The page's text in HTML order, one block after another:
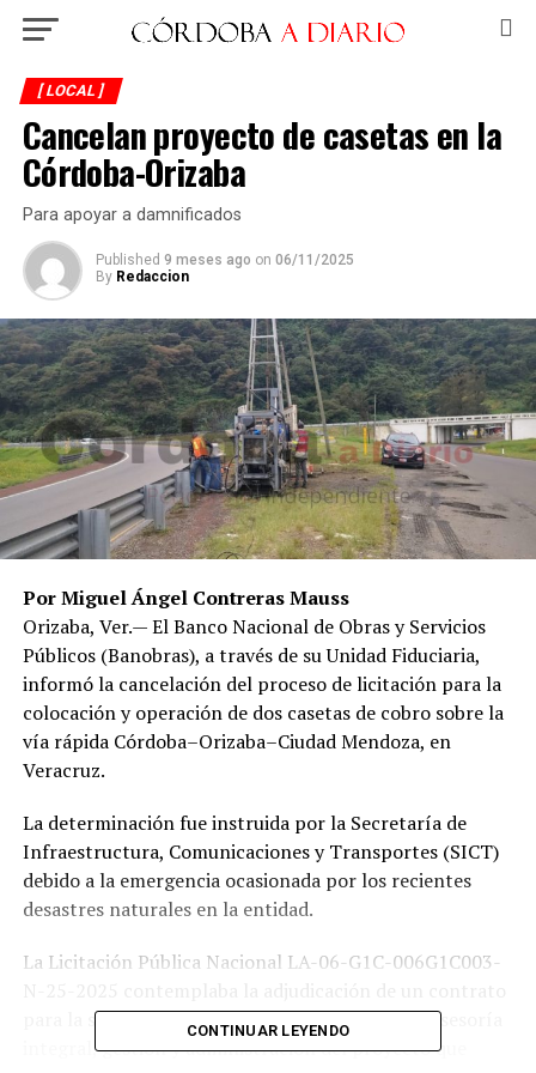
[ LOCAL ]
Cancelan proyecto de casetas en la
Córdoba-Orizaba
Para apoyar a damnificados
Published 9 meses ago on 06/11/2025
By Redaccion
Por Miguel Ángel Contreras Mauss
Orizaba, Ver.— El Banco Nacional de Obras y Servicios
Públicos (Banobras), a través de su Unidad Fiduciaria,
informó la cancelación del proceso de licitación para la
colocación y operación de dos casetas de cobro sobre la
vía rápida Córdoba–Orizaba–Ciudad Mendoza, en
Veracruz.
La determinación fue instruida por la Secretaría de
Infraestructura, Comunicaciones y Transportes (SICT)
debido a la emergencia ocasionada por los recientes
desastres naturales en la entidad.
La Licitación Pública Nacional LA-06-G1C-006G1C003-
para la supervisión técnica, control de calidad, asesoría
integral, gestión y administración del proyecto que
CONTINUAR LEYENDO